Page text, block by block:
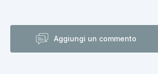
Aggiungi un commento